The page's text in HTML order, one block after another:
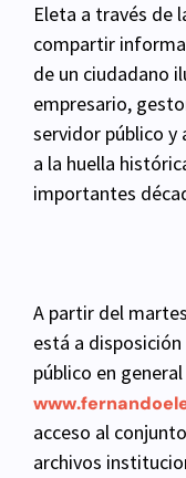
Eleta a través de
compartir
de un ciudadano
empresario,
servidor público y
a la huella
importantes
A partir del
está a
público en
acceso al
archivos